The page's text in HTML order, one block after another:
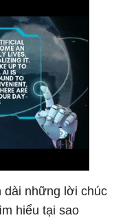
dài những lời chúc
hiểu tại sao